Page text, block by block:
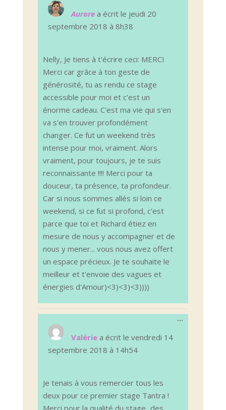
Aurore a écrit le jeudi 20
septembre 2018 à 8h38
Nelly, Je tiens à t'écrire ceci: MERCI
Merci car grâce à ton geste de
générosité, tu as rendu ce stage
accessible pour moi et c'est un
énorme cadeau. C'est ma vie qui s'en
va s'en trouver profondément
changer. Ce fut un weekend très
intense pour moi, vraiment. Alors
vraiment, pour toujours, je te suis
reconnaissante !!!! Merci pour ta
douceur, ta présence, ta profondeur.
Car si nous sommes allés si loin ce
weekend, si ce fut si profond, c'est
parce que toi et Richard étiez en
mesure de nous y accompagner et de
nous y mener... vous nous avez offert
un espace précieux. Je te souhaite le
meilleur et t'envoie des vagues et
énergies d'Amour)<3)<3)<3))))
Valérie a écrit le vendredi 14
septembre 2018 à 14h54
Je tenais à vous remercier tous les
deux pour ce premier stage Tantra !
Merci pour la qualité du stage...des
...